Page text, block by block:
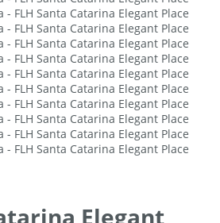
Elegant